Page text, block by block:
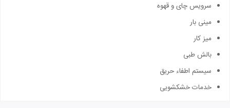
سرویس چای و قهوه
مینی بار
میز کار
بالش طبی
سیستم اطفاء حریق
خدمات خشکشویی